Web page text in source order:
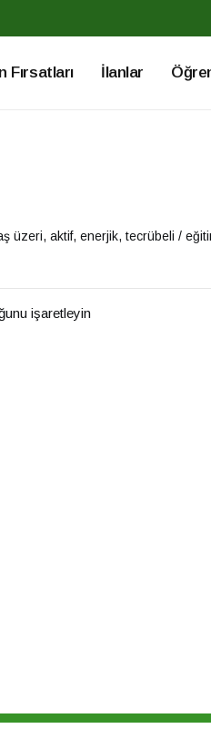
Fırsatları İlanlar
üzeri, aktif, enerjik, tecrübeli /
işaretleyin